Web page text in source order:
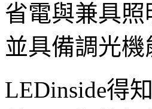
省電與兼具
並具備調光
LEDinside得